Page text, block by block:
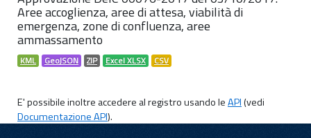
Aree accoglienza, aree di attesa, viabilità di
emergenza, zone di confluenza, aree
ammassamento
KML GeoJSON ZIP Excel XLSX CSV
E' possibile inoltre accedere al registro usando leAPI(vedi
Documentazione API).